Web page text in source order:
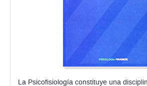
La Psicofisiología constituye una
gran crecimiento que está despertando
buen número de profesionales y
naturales y humanas. Este libro, el
Papel: